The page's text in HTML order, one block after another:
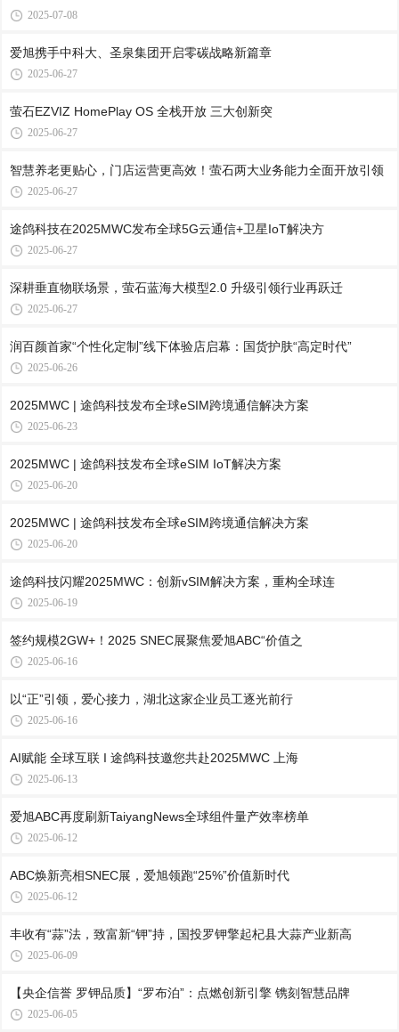
2025-07-08
爱旭携手中科大、圣泉集团开启零碳战略新篇章
2025-06-27
萤石EZVIZ HomePlay OS 全栈开放 三大创新突
2025-06-27
智慧养老更贴心，门店运营更高效！萤石两大业务能力全面开放引领
2025-06-27
途鸽科技在2025MWC发布全球5G云通信+卫星IoT解决方
2025-06-27
深耕垂直物联场景，萤石蓝海大模型2.0 升级引领行业再跃迁
2025-06-27
润百颜首家“个性化定制”线下体验店启幕：国货护肤“高定时代”
2025-06-26
2025MWC | 途鸽科技发布全球eSIM跨境通信解决方案
2025-06-23
2025MWC | 途鸽科技发布全球eSIM IoT解决方案
2025-06-20
2025MWC | 途鸽科技发布全球eSIM跨境通信解决方案
2025-06-20
途鸽科技闪耀2025MWC：创新vSIM解决方案，重构全球连
2025-06-19
签约规模2GW+！2025 SNEC展聚焦爱旭ABC“价值之
2025-06-16
以“正”引领，爱心接力，湖北这家企业员工逐光前行
2025-06-16
AI赋能 全球互联 I 途鸽科技邀您共赴2025MWC 上海
2025-06-13
爱旭ABC再度刷新TaiyangNews全球组件量产效率榜单
2025-06-12
ABC焕新亮相SNEC展，爱旭领跑“25%”价值新时代
2025-06-12
丰收有“蒜”法，致富新“钾”持，国投罗钾擎起杞县大蒜产业新高
2025-06-09
【央企信誉 罗钾品质】“罗布泊”：点燃创新引擎 镌刻智慧品牌
2025-06-05